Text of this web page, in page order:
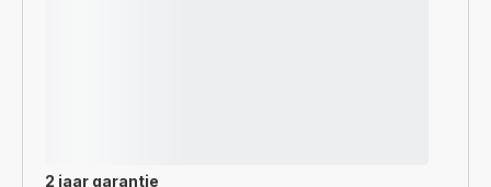
2 jaar garantie